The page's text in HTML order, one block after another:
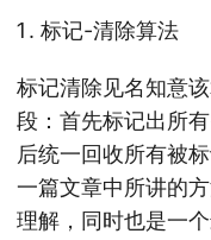
标记-清除算法
标记清除见名知意
段：首先标记出所
后统一回收所有被
一篇文章中所讲的
理解，同时也是一